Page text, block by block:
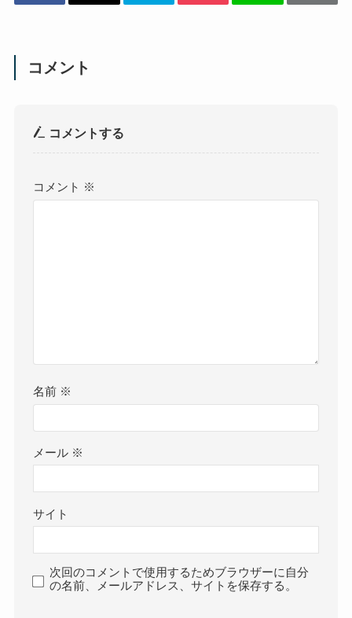
コメント
コメントする
コメント ※
名前 ※
メール ※
サイト
次回のコメントで使用するためブラウザーに自分
の名前、メールアドレス、サイトを保存する。